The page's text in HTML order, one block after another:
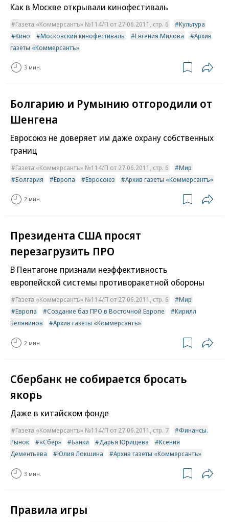
Как в Москве открывали кинофестиваль
Газета «Коммерсантъ» №114/П от 27.06.2011, стр. 6
Культура
Кино
Московский кинофестиваль Евгения Милова
Архив
газеты «Коммерсантъ»
3 мин.
Болгарию и Румынию отгородили от
Шенгена
Евросоюз не доверяет им даже охрану собственных
границ
Газета «Коммерсантъ» №114/П от 27.06.2011, стр. 6
Мир
Болгария
Европа Евросоюз Архив газеты «Коммерсантъ»
2 мин.
Президента США просят
перезагрузить ПРО
В Пентагоне признали неэффективность
европейской системы противоракетной обороны
Газета «Коммерсантъ» №114/П от 27.06.2011, стр. 6
Мир
Европа
Создание баз ПРО в Восточной Европе
Кирилл
Белянинов
Архив газеты «Коммерсантъ»
2 мин.
Сбербанк не собирается бросать
якорь
Даже в китайском фонде
Газета «Коммерсантъ» №114/П от 27.06.2011, стр. 7
Финансы.
Рынок
«Сбер» Банки Дарья Юрищева
Ксения
Дементьева
Юлия Локшина Архив газеты «Коммерсантъ»
3 мин.
Правила игры